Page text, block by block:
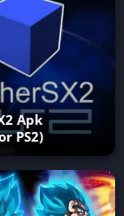
la
y cierra filas
aunque
Apk
PS2)